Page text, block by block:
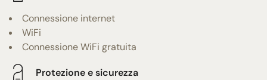
Connessione internet
WiFi
Connessione WiFi gratuita
Protezione e sicurezza